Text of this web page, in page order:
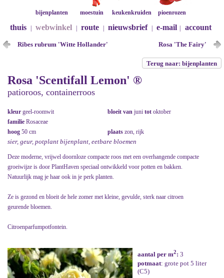
bijenplanten moestuin keukenkruiden pioenrozen
thuis webwinkel route nieuwsbrief e-mail account
Ribes rubrum 'Witte Hollander' Rosa 'The Fairy'
Terug naar: bijenplanten
Rosa 'Scentifall Lemon' ®
patioroos, containerroos
kleur geel-roomwit bloeit van juni tot oktober
familie Rosaceae
hoog 50 cm plaats zon, rijk
sier, geur, potplant bijenplant, eetbare bloemen
Deze moderne, vrijwel doornloze compacte roos met een overhangende compacte
groeiwijze is door PlantHaven speciaal ontwikkeld voor potten en bakken.
Natuurlijk mag je haar ook in je perk planten.
Ze is gezond en bloeit de hele zomer met kleine, gevulde, sterk naar citroen
geurende bloemen.
Citroenparfumpotfontein.
aantal per m2: 3
potmaat: grote pot 5 liter
(C5)